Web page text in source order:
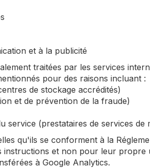
et à la publicité
traitées par les services
pour des raisons incluant :
de stockage accrédités)
et de prévention de la fraude)
service (prestataires de services
qu'ils se conforment à la
et non pour leur propre
à Google Analytics.